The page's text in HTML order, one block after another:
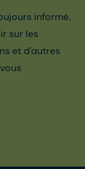
informé.
sur les
et d'autres